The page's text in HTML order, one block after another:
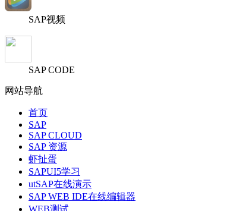
SAP视频
SAP CODE
网站导航
首页
SAP
SAP CLOUD
SAP 资源
虾扯蛋
SAPUI5学习
utSAP在线演示
SAP WEB IDE在线编辑器
WEB测试